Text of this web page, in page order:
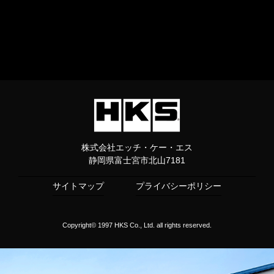
株式会社エッチ・ケー・エス
静岡県富士宮市北山7181
サイトマップ プライバシーポリシー
Copyright© 1997 HKS Co., Ltd. all rights reserved.